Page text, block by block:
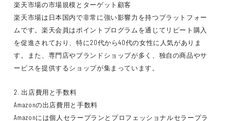
楽天市場の市場規模とターゲット顧客
楽天市場は日本国内で非常に強い影響力を持つプラットフォー
ムです。楽天会員はポイントプログラムを通じてリピート購入
を促進されており、特に20代から40代の女性に人気がありま
す。また、専門店やブランドショップが多く、独自の商品やサ
ービスを提供するショップが集まっています。
2. 出店費用と手数料
Amazonの出店費用と手数料
Amazonには個人セラープランとプロフェッショナルセラープラ